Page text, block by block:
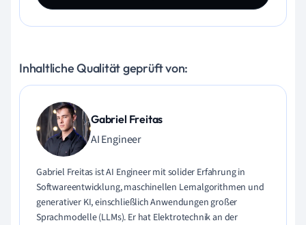
Inhaltliche Qualität geprüft von:
Gabriel Freitas
AI Engineer
Gabriel Freitas ist AI Engineer mit solider Erfahrung in
Softwareentwicklung, maschinellen Lernalgorithmen und
generativer KI, einschließlich Anwendungen großer
Sprachmodelle (LLMs). Er hat Elektrotechnik an der